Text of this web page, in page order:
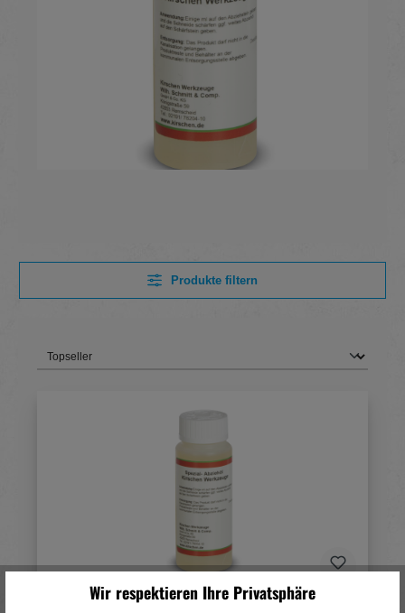
Produkte filtern
Kirschen Öl für Schleif- und Abziehsteine
Wir respektieren Ihre Privatsphäre